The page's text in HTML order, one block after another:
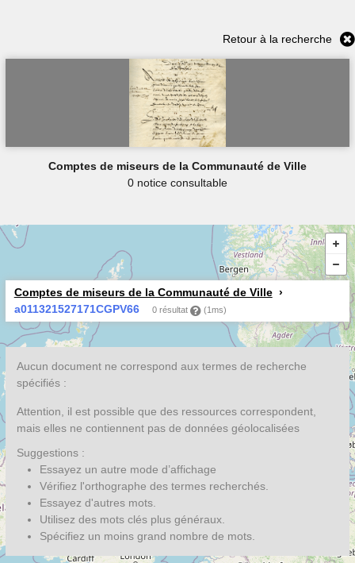
Retour à la recherche
Comptes de miseurs de la Communauté de Ville
0 notice consultable
Comptes de miseurs de la Communauté de Ville
a011321527171CGPV66
0 résultat (1ms)
Aucun document ne correspond aux termes de recherche
spécifiés :
Attention, il est possible que des ressources correspondent,
mais elles ne contiennent pas de données géolocalisées
Suggestions :
Essayez un autre mode d’affichage
Vérifiez l'orthographe des termes recherchés.
Essayez d'autres mots.
Utilisez des mots clés plus généraux.
Spécifiez un moins grand nombre de mots.